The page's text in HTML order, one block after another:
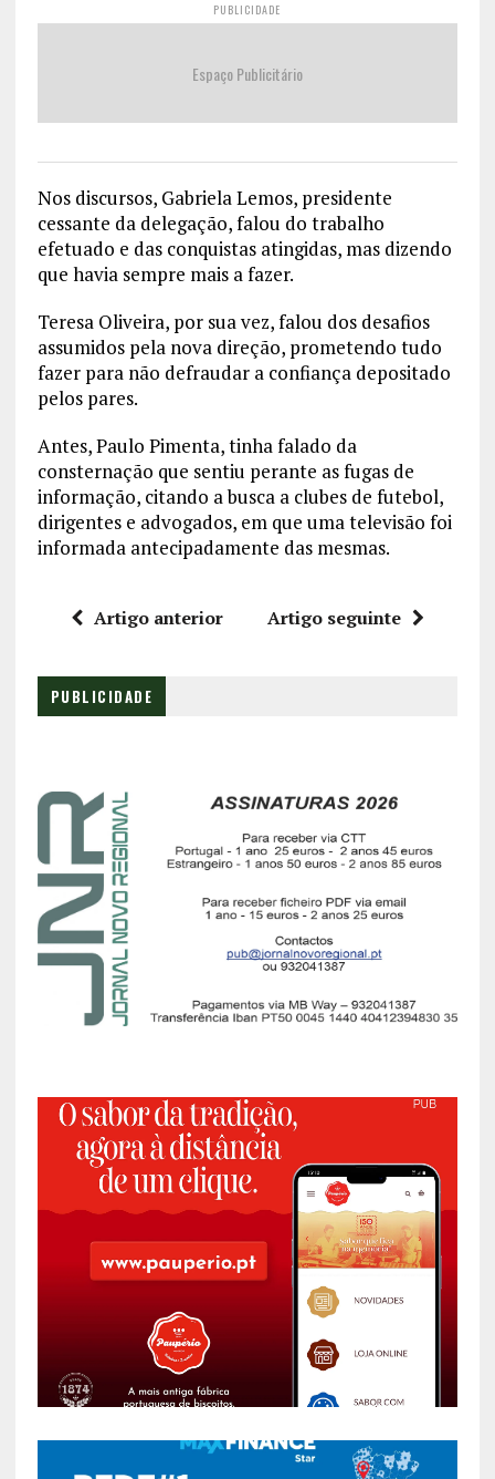
PUBLICIDADE
Espaço Publicitário
Nos discursos, Gabriela Lemos, presidente
cessante da delegação, falou do trabalho
efetuado e das conquistas atingidas, mas dizendo
que havia sempre mais a fazer.
Teresa Oliveira, por sua vez, falou dos desafios
assumidos pela nova direção, prometendo tudo
fazer para não defraudar a confiança depositado
pelos pares.
Antes, Paulo Pimenta, tinha falado da
consternação que sentiu perante as fugas de
informação, citando a busca a clubes de futebol,
dirigentes e advogados, em que uma televisão foi
informada antecipadamente das mesmas.
Artigo anterior Artigo seguinte
PUBLICIDADE